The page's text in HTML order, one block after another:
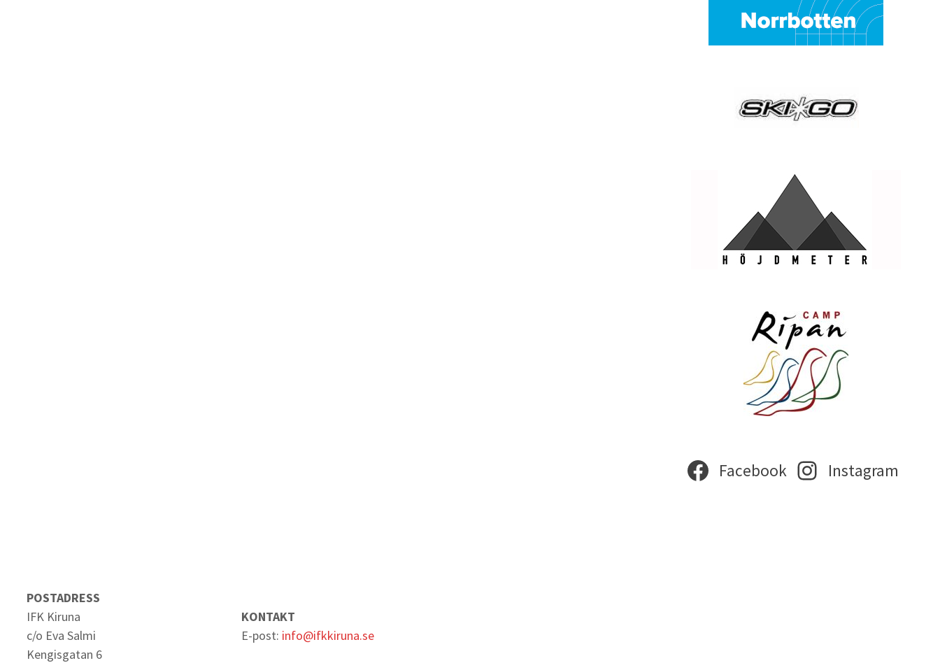
Facebook Instagram
POSTADRESS
IFK Kiruna
c/o Eva Salmi
Kengisgatan 6
KONTAKT
E-post: info@ifkkiruna.se